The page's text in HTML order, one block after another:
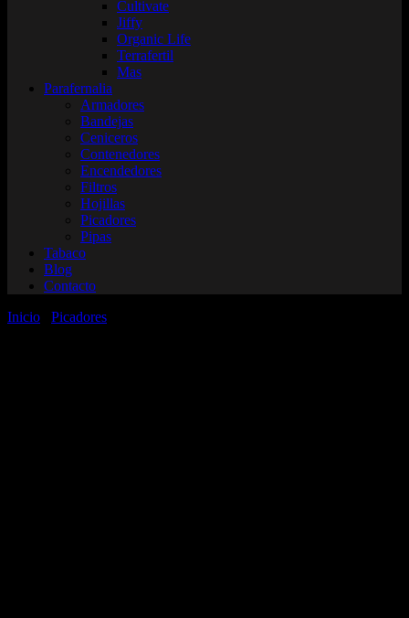
Cultivate
Jiffy
Organic Life
Terrafertil
Mas
Parafernalia
Armadores
Bandejas
Ceniceros
Contenedores
Encendedores
Filtros
Hojillas
Picadores
Pipas
Tabaco
Blog
Contacto
Inicio
Picadores